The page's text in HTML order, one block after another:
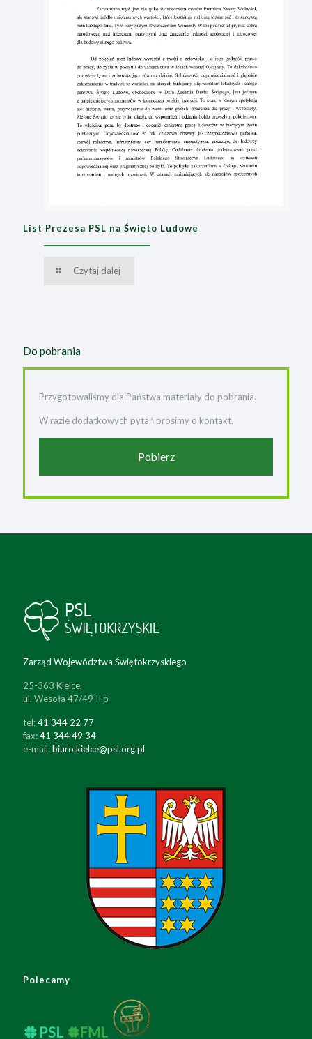
List Prezesa PSL na Święto Ludowe
Czytaj dalej
Do pobrania
Przygotowaliśmy dla Państwa materiały do pobrania.
W razie dodatkowych pytań prosimy o kontakt.
Pobierz
Zarząd Województwa Świętokrzyskiego
25-363 Kielce,
ul. Wesoła 47/49 II p
tel:41 344 22 77
fax:41 344 49 34
e-mail:biuro.kielce@psl.org.pl
Polecamy